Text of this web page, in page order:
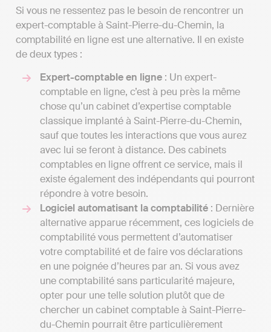
Si vous ne ressentez pas le besoin de rencontrer un
expert-comptable à Saint-Pierre-du-Chemin, la
comptabilité en ligne est une alternative. Il en existe
de deux types :
Expert-comptable en ligne : Un expert-
comptable en ligne, c’est à peu près la même
chose qu’un cabinet d’expertise comptable
classique implanté à Saint-Pierre-du-Chemin,
sauf que toutes les interactions que vous aurez
avec lui se feront à distance. Des cabinets
comptables en ligne offrent ce service, mais il
existe également des indépendants qui pourront
répondre à votre besoin.
Logiciel automatisant la comptabilité : Dernière
alternative apparue récemment, ces logiciels de
comptabilité vous permettent d’automatiser
votre comptabilité et de faire vos déclarations
en une poignée d’heures par an. Si vous avez
une comptabilité sans particularité majeure,
opter pour une telle solution plutôt que de
chercher un cabinet comptable à Saint-Pierre-
du-Chemin pourrait être particulièrement